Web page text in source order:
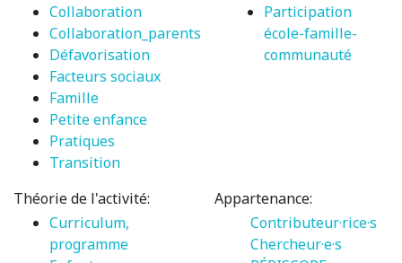
Collaboration
Collaboration_parents
Défavorisation
Facteurs sociaux
Famille
Petite enfance
Pratiques
Transition
Participation
école-famille-
communauté
Théorie de l'activité:
Curriculum,
programme
Appartenance:
Contributeur·rice·s
Chercheur·e·s